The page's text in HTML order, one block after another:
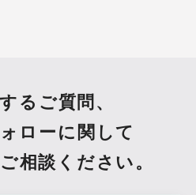
るご質問、
ローに関して
相談ください。